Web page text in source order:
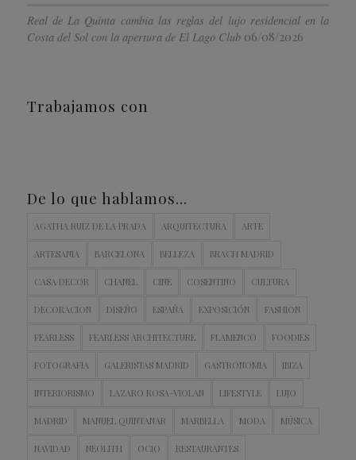
Real de La Quinta cambia las reglas del lujo residencial en la
Costa del Sol con la apertura de El Lago Club 06/08/2026
Trabajamos con
De lo que hablamos…
AGATHA RUIZ DE LA PRADA ARQUITECTURA ARTE
ARTESANIA BARCELONA BELLEZA BRACH MADRID
CASA DECOR CHANEL CINE COSENTINO CULTURA
DECORACION DISEÑO ESPAÑA EXPOSICIÓN FASHION
FEARLESS FEARLESS ARCHITECTURE FLAMENCO FOODIES
FOTOGRAFIA GALERISTAS MADRID GASTRONOMIA IBIZA
INTERIORISMO LAZARO ROSA-VIOLAN LIFESTYLE LUJO
MADRID MANUEL QUINTANAR MARBELLA MODA MÚSICA
NAVIDAD NEOLITH OCIO RESTAURANTES